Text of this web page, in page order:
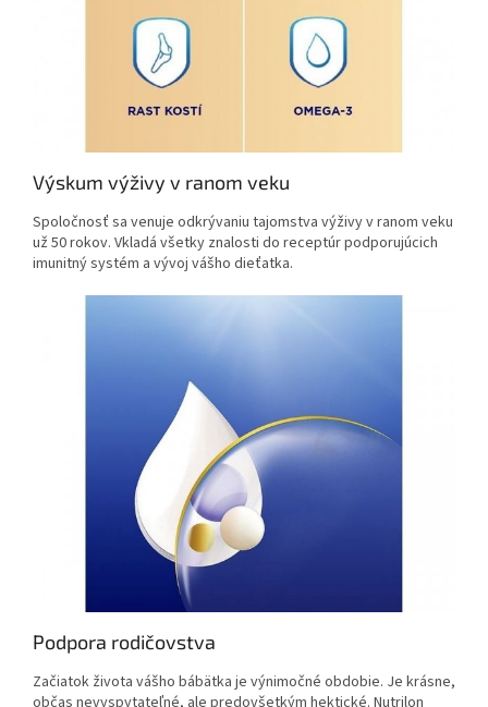
Výskum výživy v ranom veku
Spoločnosť sa venuje odkrývaniu tajomstva výživy v ranom veku
už 50 rokov. Vkladá všetky znalosti do receptúr podporujúcich
imunitný systém a vývoj vášho dieťatka.
Podpora rodičovstva
Začiatok života vášho bábätka je výnimočné obdobie. Je krásne,